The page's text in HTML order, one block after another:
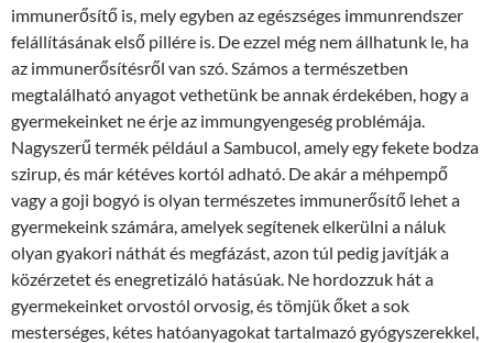
immunerősítő is, mely egyben az egészséges immunrendszer
felállításának első pillére is. De ezzel még nem állhatunk le, ha
az immunerősítésről van szó. Számos a természetben
megtalálható anyagot vethetünk be annak érdekében, hogy a
gyermekeinket ne érje az immungyengeség problémája.
Nagyszerű termék például a Sambucol, amely egy fekete bodza
szirup, és már kétéves kortól adható. De akár a méhpempő
vagy a goji bogyó is olyan természetes immunerősítő lehet a
gyermekeink számára, amelyek segítenek elkerülni a náluk
olyan gyakori náthát és megfázást, azon túl pedig javítják a
közérzetet és enegretizáló hatásúak. Ne hordozzuk hát a
gyermekeinket orvostól orvosig, és tömjük őket a sok
mesterséges, kétes hatóanyagokat tartalmazó gyógyszerekkel,